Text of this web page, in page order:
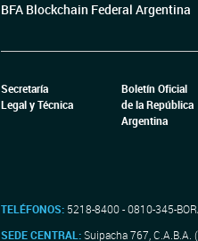
BFA Blockchain Federal Argentina
Secretaría
Legal y Técnica
Boletín Oficial
de la República
Argentina
TELÉFONOS: 5218-8400 - 0810-345-
SEDE CENTRAL:Suipacha 767, C.A.B.A.